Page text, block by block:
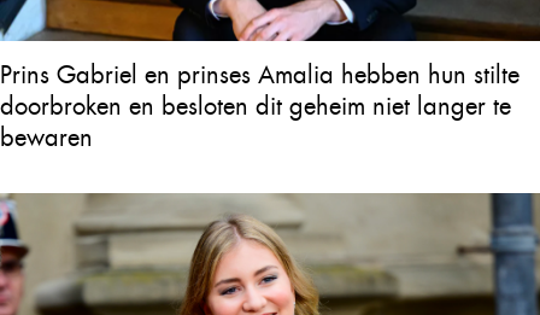
Prins Gabriel en prinses Amalia hebben hun stilte
doorbroken en besloten dit geheim niet langer te
bewaren